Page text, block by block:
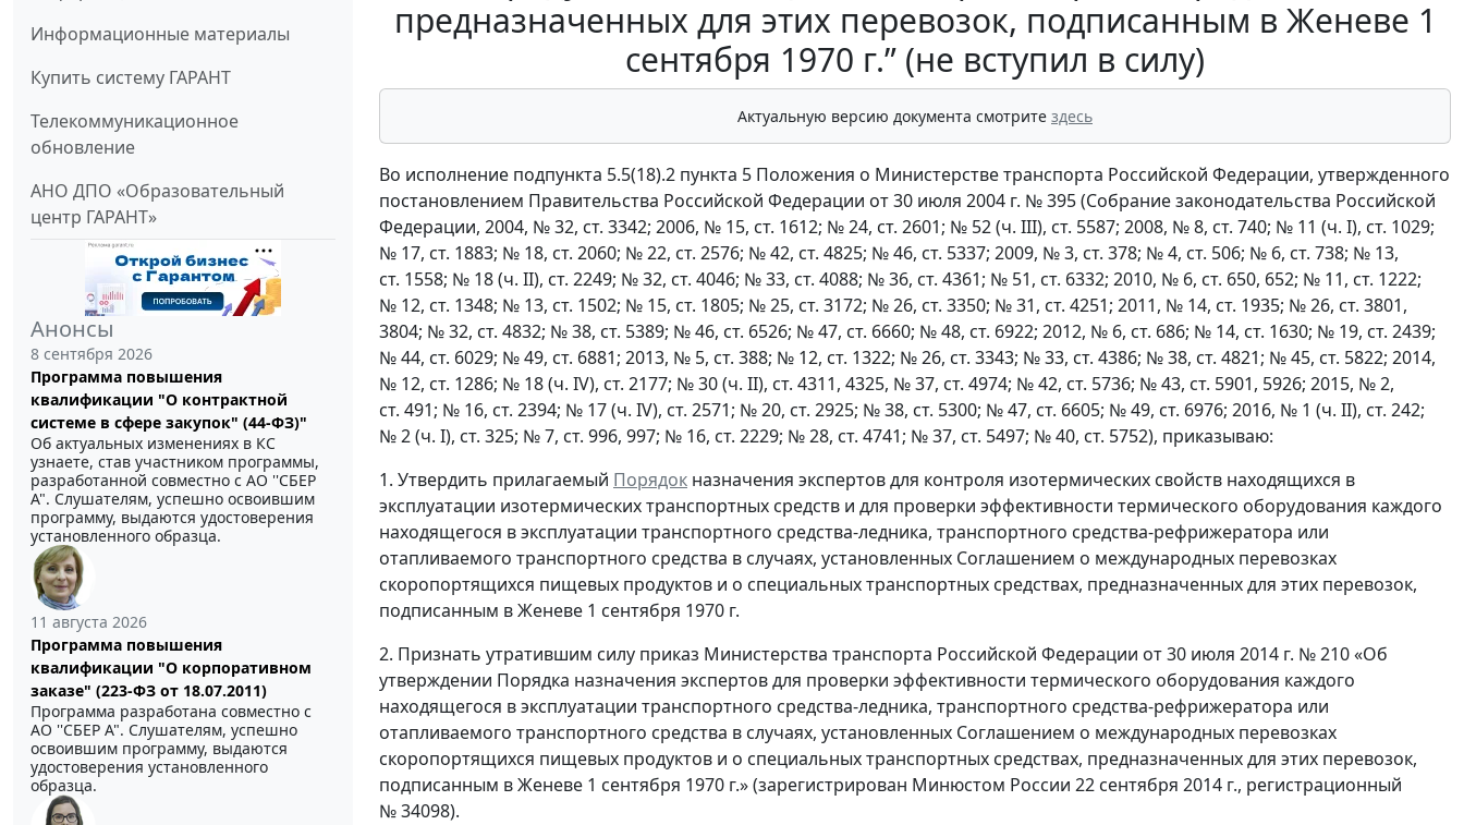
Информационные материалы
Купить систему ГАРАНТ
Телекоммуникационное
обновление
АНО ДПО «Образовательный
центр ГАРАНТ»
Анонсы
8 сентября 2026
Программа повышения
квалификации "О контрактной
системе в сфере закупок" (44-ФЗ)"
Об актуальных изменениях в КС
узнаете, став участником программы,
разработанной совместно с АО ''СБЕР
А". Слушателям, успешно освоившим
программу, выдаются удостоверения
установленного образца.
11 августа 2026
Программа повышения
квалификации "О корпоративном
заказе" (223-ФЗ от 18.07.2011)
Программа разработана совместно с
АО ''СБЕР А". Слушателям, успешно
освоившим программу, выдаются
удостоверения установленного
образца.
предназначенных для этих перевозок, подписанным в Женеве 1
сентября 1970 г.” (не вступил в силу)
Актуальную версию документа смотрите здесь
Во исполнение подпункта 5.5(18).2 пункта 5 Положения о Министерстве транспорта Российской Федерации, утвержденного
постановлением Правительства Российской Федерации от 30 июля 2004 г. № 395 (Собрание законодательства Российской
Федерации, 2004, № 32, ст. 3342; 2006, № 15, ст. 1612; № 24, ст. 2601; № 52 (ч. III), ст. 5587; 2008, № 8, ст. 740; № 11 (ч. I), ст. 1029;
№ 17, ст. 1883; № 18, ст. 2060; № 22, ст. 2576; № 42, ст. 4825; № 46, ст. 5337; 2009, № 3, ст. 378; № 4, ст. 506; № 6, ст. 738; № 13,
ст. 1558; № 18 (ч. II), ст. 2249; № 32, ст. 4046; № 33, ст. 4088; № 36, ст. 4361; № 51, ст. 6332; 2010, № 6, ст. 650, 652; № 11, ст. 1222;
№ 12, ст. 1348; № 13, ст. 1502; № 15, ст. 1805; № 25, ст. 3172; № 26, ст. 3350; № 31, ст. 4251; 2011, № 14, ст. 1935; № 26, ст. 3801,
3804; № 32, ст. 4832; № 38, ст. 5389; № 46, ст. 6526; № 47, ст. 6660; № 48, ст. 6922; 2012, № 6, ст. 686; № 14, ст. 1630; № 19, ст. 2439;
№ 44, ст. 6029; № 49, ст. 6881; 2013, № 5, ст. 388; № 12, ст. 1322; № 26, ст. 3343; № 33, ст. 4386; № 38, ст. 4821; № 45, ст. 5822; 2014,
№ 12, ст. 1286; № 18 (ч. IV), ст. 2177; № 30 (ч. II), ст. 4311, 4325, № 37, ст. 4974; № 42, ст. 5736; № 43, ст. 5901, 5926; 2015, № 2,
ст. 491; № 16, ст. 2394; № 17 (ч. IV), ст. 2571; № 20, ст. 2925; № 38, ст. 5300; № 47, ст. 6605; № 49, ст. 6976; 2016, № 1 (ч. II), ст. 242;
№ 2 (ч. I), ст. 325; № 7, ст. 996, 997; № 16, ст. 2229; № 28, ст. 4741; № 37, ст. 5497; № 40, ст. 5752), приказываю:
1. Утвердить прилагаемый Порядок назначения экспертов для контроля изотермических свойств находящихся в
эксплуатации изотермических транспортных средств и для проверки эффективности термического оборудования каждого
находящегося в эксплуатации транспортного средства-ледника, транспортного средства-рефрижератора или
отапливаемого транспортного средства в случаях, установленных Соглашением о международных перевозках
скоропортящихся пищевых продуктов и о специальных транспортных средствах, предназначенных для этих перевозок,
подписанным в Женеве 1 сентября 1970 г.
2. Признать утратившим силу приказ Министерства транспорта Российской Федерации от 30 июля 2014 г. № 210 «Об
утверждении Порядка назначения экспертов для проверки эффективности термического оборудования каждого
находящегося в эксплуатации транспортного средства-ледника, транспортного средства-рефрижератора или
отапливаемого транспортного средства в случаях, установленных Соглашением о международных перевозках
скоропортящихся пищевых продуктов и о специальных транспортных средствах, предназначенных для этих перевозок,
подписанным в Женеве 1 сентября 1970 г.» (зарегистрирован Минюстом России 22 сентября 2014 г., регистрационный
№ 34098).